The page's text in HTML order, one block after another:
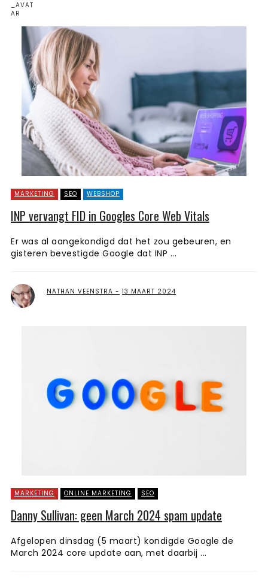
MARKETING SEO WEBSHOP
INP vervangt FID in Googles Core Web Vitals
Er was al aangekondigd dat het zou gebeuren, en
gisteren bevestigde Google dat INP ...
NATHAN VEENSTRA 13 MAART 2024
MARKETING ONLINE MARKETING SEO
Danny Sullivan: geen March 2024 spam update
Afgelopen dinsdag (5 maart) kondigde Google de
March 2024 core update aan, met daarbij ...